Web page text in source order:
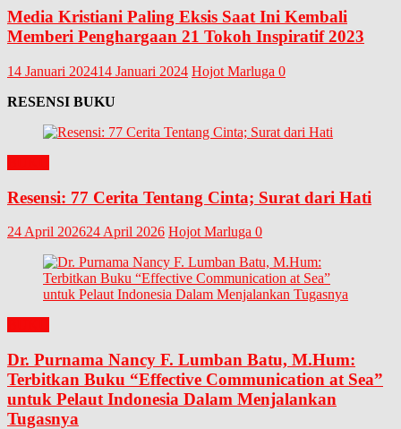
Media Kristiani Paling Eksis Saat Ini Kembali
Memberi Penghargaan 21 Tokoh Inspiratif 2023
14 Januari 202414 Januari 2024 Hojot Marluga 0
RESENSI BUKU
Resensi: 77 Cerita Tentang Cinta; Surat dari Hati
24 April 202624 April 2026 Hojot Marluga 0
Dr. Purnama Nancy F. Lumban Batu, M.Hum:
Terbitkan Buku “Effective Communication at Sea”
untuk Pelaut Indonesia Dalam Menjalankan
Tugasnya